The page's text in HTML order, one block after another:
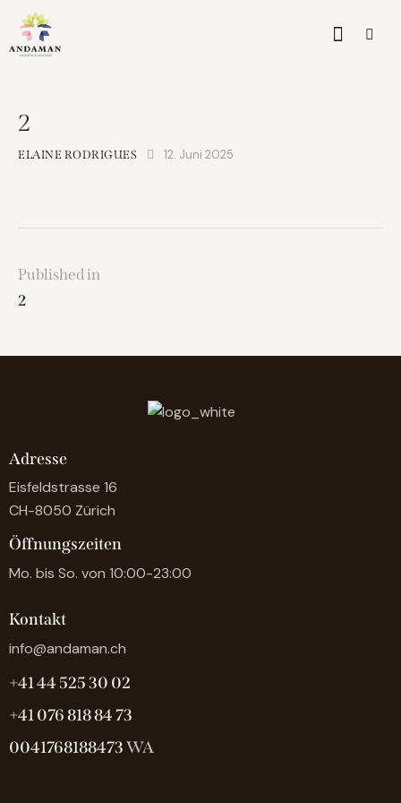
2
ELAINE RODRIGUES 12. Juni 2025
Published in
2
Adresse
Eisfeldstrasse 16
CH-8050 Zürich
Öffnungszeiten
Mo. bis So. von 10:00-23:00
Kontakt
info@andaman.ch
+41 44 525 30 02
+41 076 818 84 73
0041768188473WA